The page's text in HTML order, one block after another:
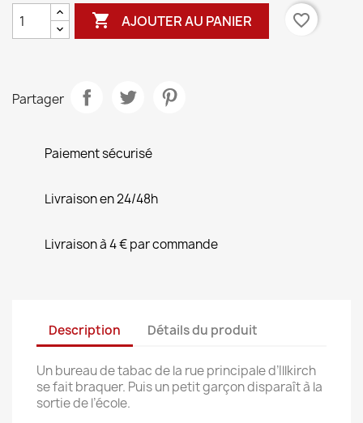
 AJOUTER AU PANIER favorite_border
Partager
Paiement sécurisé
Livraison en 24/48h
Livraison à 4 € par commande
Description Détails du produit
Un bureau de tabac de la rue principale d’Illkirch
se fait braquer. Puis un petit garçon disparaît à la
sortie de l’école.